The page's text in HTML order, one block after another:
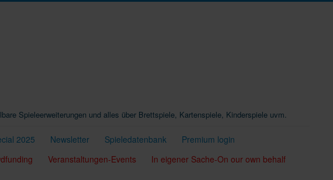
Spieleerweiterungen und alles über Brettspiele, Kartenspiele, Kinderspiele uvm.
2025 Newsletter Spieledatenbank
Premium login
Veranstaltungen-Events
In eigener Sache-On our own behalf